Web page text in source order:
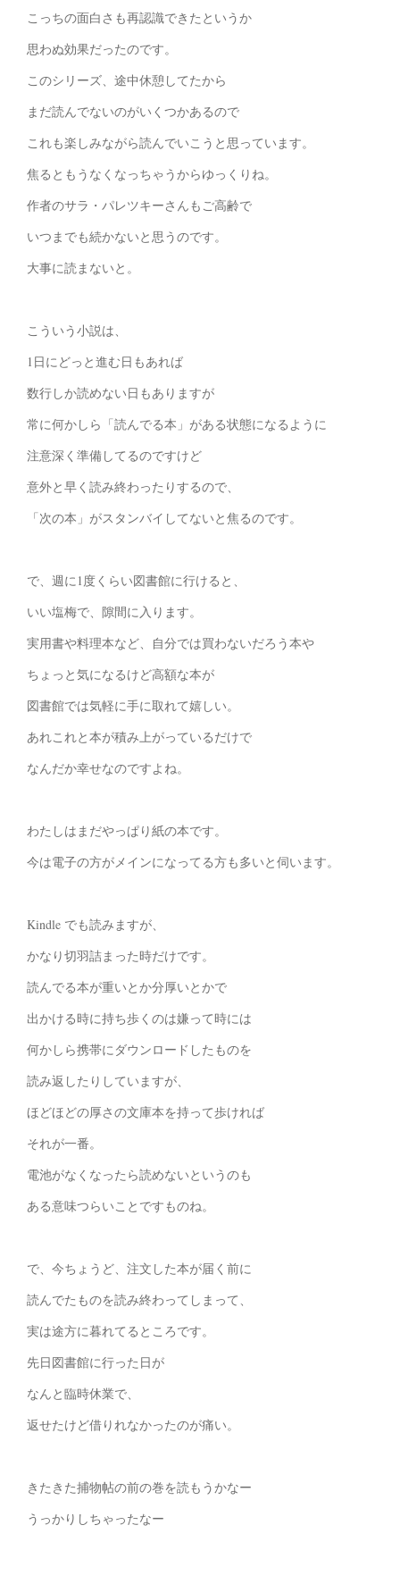
こっちの面白さも再認識できたというか
思わぬ効果だったのです。
このシリーズ、途中休憩してたから
まだ読んでないのがいくつかあるので
これも楽しみながら読んでいこうと思っています。
焦るともうなくなっちゃうからゆっくりね。
作者のサラ・パレツキーさんもご高齢で
いつまでも続かないと思うのです。
大事に読まないと。
こういう小説は、
1日にどっと進む日もあれば
数行しか読めない日もありますが
常に何かしら「読んでる本」がある状態になるように
注意深く準備してるのですけど
意外と早く読み終わったりするので、
「次の本」がスタンバイしてないと焦るのです。
で、週に1度くらい図書館に行けると、
いい塩梅で、隙間に入ります。
実用書や料理本など、自分では買わないだろう本や
ちょっと気になるけど高額な本が
図書館では気軽に手に取れて嬉しい。
あれこれと本が積み上がっているだけで
なんだか幸せなのですよね。
わたしはまだやっぱり紙の本です。
今は電子の方がメインになってる方も多いと伺います。
Kindle でも読みますが、
かなり切羽詰まった時だけです。
読んでる本が重いとか分厚いとかで
出かける時に持ち歩くのは嫌って時には
何かしら携帯にダウンロードしたものを
読み返したりしていますが、
ほどほどの厚さの文庫本を持って歩ければ
それが一番。
電池がなくなったら読めないというのも
ある意味つらいことですものね。
で、今ちょうど、注文した本が届く前に
読んでたものを読み終わってしまって、
実は途方に暮れてるところです。
先日図書館に行った日が
なんと臨時休業で、
返せたけど借りれなかったのが痛い。
きたきた捕物帖の前の巻を読もうかなー
うっかりしちゃったなー